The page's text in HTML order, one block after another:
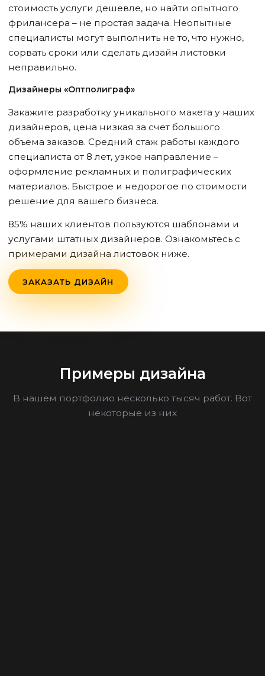
стоимость услуги дешевле, но найти опытного
фрилансера – не простая задача. Неопытные
специалисты могут выполнить не то, что нужно,
сорвать сроки или сделать дизайн листовки
неправильно.
Дизайнеры «Оптполиграф»
Закажите разработку уникального макета у наших
дизайнеров, цена низкая за счет большого
объема заказов. Средний стаж работы каждого
специалиста от 8 лет, узкое направление –
оформление рекламных и полиграфических
материалов. Быстрое и недорогое по стоимости
решение для вашего бизнеса.
85% наших клиентов пользуются шаблонами и
услугами штатных дизайнеров. Ознакомьтесь с
примерами дизайна листовок ниже.
ЗАКАЗАТЬ ДИЗАЙН
Примеры дизайна
В нашем портфолио несколько тысяч работ. Вот
некоторые из них